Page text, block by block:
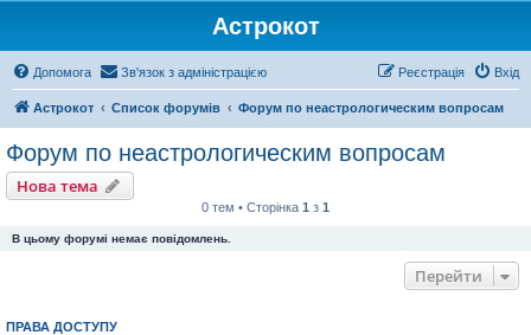
Астрокот
Допомога Зв'язок з адміністрацією Вхід
Реєстрація
Астрокот Список форумів Форум по неастрологическим вопросам
Форум по неастрологическим вопросам
Нова тема
0 тем • Сторінка 1 з 1
В цьому форумі немає повідомлень.
Перейти
ПРАВА ДОСТУПУ